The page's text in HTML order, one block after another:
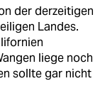
der derzeitigen
Landes.
liege noch
sollte gar nicht